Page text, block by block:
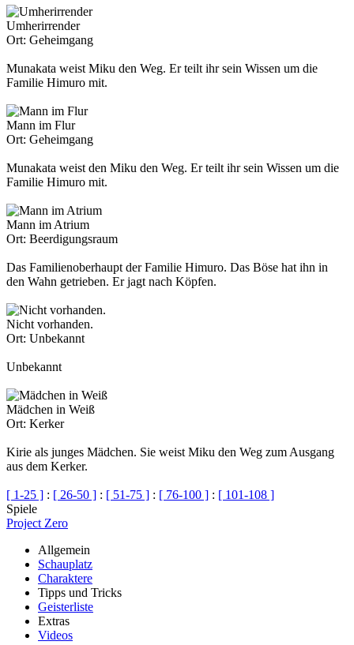
Umherirrender
Ort: Geheimgang
Munakata weist Miku den Weg. Er teilt ihr sein Wissen um die
Familie Himuro mit.
Mann im Flur
Ort: Geheimgang
Munakata weist den Miku den Weg. Er teilt ihr sein Wissen um die
Familie Himuro mit.
Mann im Atrium
Ort: Beerdigungsraum
Das Familienoberhaupt der Familie Himuro. Das Böse hat ihn in
den Wahn getrieben. Er jagt nach Köpfen.
Nicht vorhanden.
Ort: Unbekannt
Unbekannt
Mädchen in Weiß
Ort: Kerker
Kirie als junges Mädchen. Sie weist Miku den Weg zum Ausgang
aus dem Kerker.
[ 1-25 ] : [ 26-50 ] : [ 51-75 ] : [ 76-100 ] : [ 101-108 ]
Spiele
Project Zero
Allgemein
Schauplatz
Charaktere
Tipps und Tricks
Geisterliste
Extras
Videos